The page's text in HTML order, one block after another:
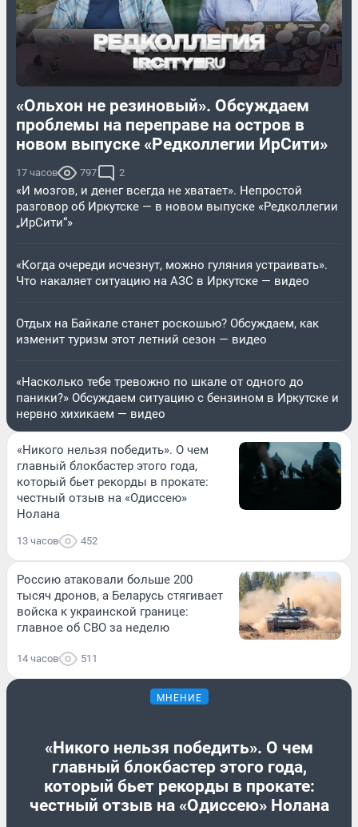
«Ольхон не резиновый». Обсуждаем
проблемы на переправе на остров в
новом выпуске «Редколлегии ИрСити»
17 часов 797 2
«И мозгов, и денег всегда не хватает». Непростой
разговор об Иркутске — в новом выпуске «Редколлегии
„ИрСити“»
«Когда очереди исчезнут, можно гуляния устраивать».
Что накаляет ситуацию на АЗС в Иркутске — видео
Отдых на Байкале станет роскошью? Обсуждаем, как
изменит туризм этот летний сезон — видео
«Насколько тебе тревожно по шкале от одного до
паники?» Обсуждаем ситуацию с бензином в Иркутске и
нервно хихикаем — видео
«Никого нельзя победить». О чем
главный блокбастер этого года,
который бьет рекорды в прокате:
честный отзыв на «Одиссею»
Нолана
13 часов 452
Россию атаковали больше 200
тысяч дронов, а Беларусь стягивает
войска к украинской границе:
главное об СВО за неделю
14 часов 511
МНЕНИЕ
«Никого нельзя победить». О чем
главный блокбастер этого года,
который бьет рекорды в прокате:
честный отзыв на «Одиссею» Нолана